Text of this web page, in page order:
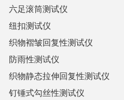
六足滚筒测试仪
纽扣测试仪
织物褶皱回复性测试仪
防雨性测试仪
织物静态拉伸回复性测试仪
钉锤式勾丝性测试仪